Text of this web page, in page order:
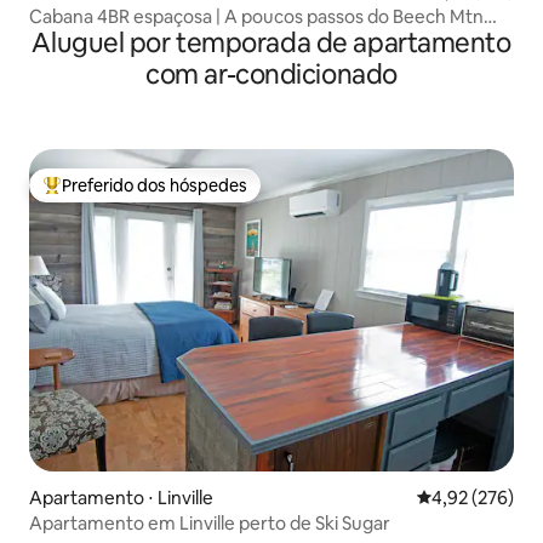
Cabana 4BR espaçosa | A poucos passos do Beech Mtn
Resort
Aluguel por temporada de apartamento
com ar-condicionado
Entre os melhores preferidos dos hóspedes
Preferido dos hóspedes
Apartamento ⋅ Linville 4,92 de uma
4,92 (276)
Apartamento em Linville perto de Ski Sugar